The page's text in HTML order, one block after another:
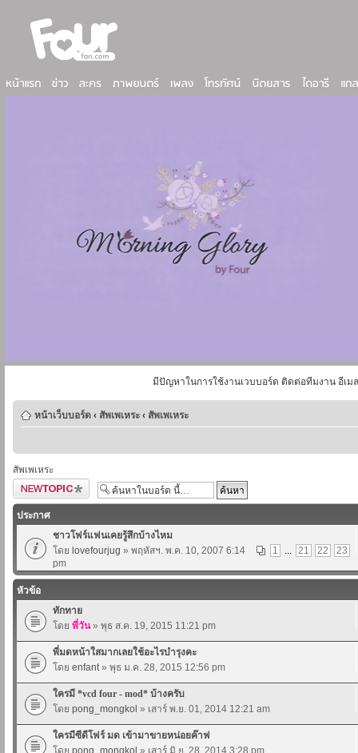
มีปัญหาในการใช้งานเวบบอร์ด ติดต่อทีมงาน อีเม
หน้าเว็บบอร์ด ‹ สัพเพเหระ ‹ สัพเพเหระ
สัพเพเหระ
ตั้งกระทู้ใหม่
ประกาศ
ชาวโฟร์แฟนเคยรู้สึกบ้างไหม
1
... 21 22 23
โดย lovefourjug » พฤหัสฯ. พ.ค. 10, 2007 6:14
pm
หัวข้อ
ทักทาย
โดย พี่วัน» พุธ ส.ค. 19, 2015 11:21 pm
พี่มดหน้าใสมากเลยใช้อะไรบำรุงคะ
โดย enfant» พุธ ม.ค. 28, 2015 12:56 pm
ใครมี *vcd four - mod* บ้างครับ
โดย pong_mongkol » เสาร์ พ.ย. 01, 2014 12:21 am
ใครมีซีดีโฟร์ มด เข้ามาขายหน่อยค๊าฟ
โดย pong_mongkol » เสาร์ มิ.ย. 28, 2014 3:28 pm